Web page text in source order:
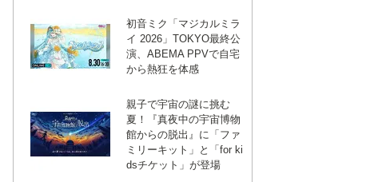
初音ミク「マジカルミラ
イ 2026」TOKYO最終公
演、ABEMA PPVで自宅
から熱狂を体感
親子で宇宙の謎に挑む
夏！『真夜中の宇宙博物
館からの脱出』に「ファ
ミリーキット」と「for ki
dsチケット」が登場